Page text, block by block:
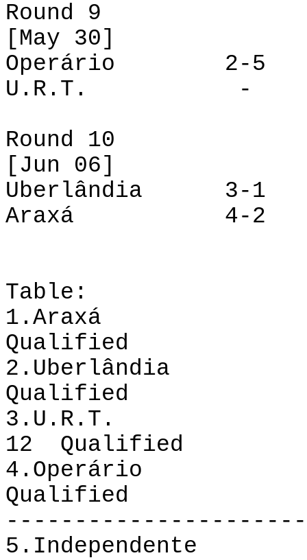
Round 9
[May 30]
Operário 2-5
U.R.T.
-
Round 10
[Jun 06]
Uberlândia 3-1
Araxá 4-2
Table :
1.Araxá 7 6
Qualified
2.Uberlândia
Qualified
3. U.R.T.
12 Qualified
4.Operário 8
Qualified